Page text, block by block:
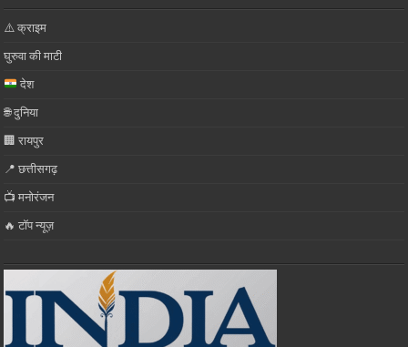
⚠️ क्राइम
घुरुवा की माटी
देश
🌐 दुनिया
🏢 रायपुर
📍 छत्तीसगढ़
📺 मनोरंजन
🔥 टॉप न्यूज़